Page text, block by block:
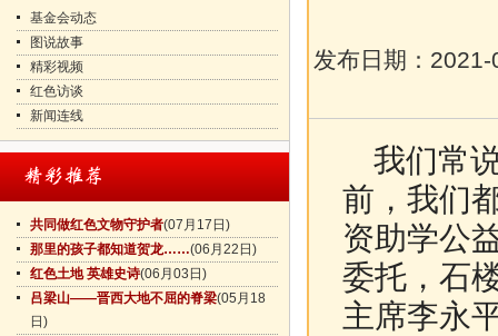
基金会动态
图说故事
精彩视频
红色访谈
新闻连线
共同做红色文物守护者(07月17日)
那里的孩子都知道贺龙……(06月22日)
红色土地 英雄史诗(06月03日)
吕梁山——晋西大地不屈的脊梁(05月18
日)
发布日期： 2021-
我们常
前，我们
资助学公
委托，石
主席李永